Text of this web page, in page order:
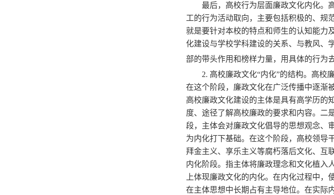
最后，高校行为层面廉政文化内化。
工的行为活动取向，主要包括积极的、规
就是要针对本校的特点和师生的认知能力
化建设与学校学科建设的关系、与教风、
部的带头作用和榜样力量，用具体的行为
2. 高校廉政文化“内化”的结构。高校
在这个阶段，廉政文化在广泛传播中逐渐
高校廉政文化建设的主体是具有高学历的
度、途径了解高校廉政的要求和内容。二
段，主体会对廉政文化倡导的思想观念、
为内化打下基础。在这个阶段，高校领导
拜金主义、享乐主义等腐朽落后文化、互
内化阶段。指主体将廉政理念和文化植入
上体现廉政文化的内化。在内化过程中
在主体思想中长期占有主导地位。在实际